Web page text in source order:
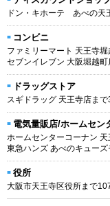
ドン・キホーテ あべの天
コンビニ
ファミリーマート 天王寺
セブンイレブン 大阪堀越
ドラッグストア
スギドラッグ 天王寺店ま
電気量販店/ホームセン
ホームセンターコーナン
東急ハンズ あべのキュー
役所
大阪市天王寺区役所まで